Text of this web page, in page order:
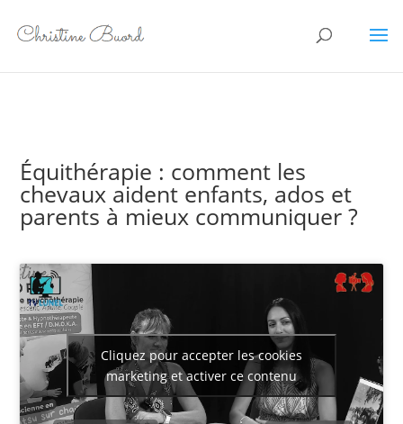
Équithérapie : comment les
chevaux aident enfants, ados et
parents à mieux communiquer ?
Cliquez pour accepter les cookies
marketing et activer ce contenu